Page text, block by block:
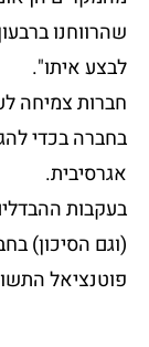
שהרווחנו
לבצע איתו".
חברות צמיחה
בחברה בכדי
אגרסיבית.
בעקבות
(וגם הסיכון)
פוטנציאל